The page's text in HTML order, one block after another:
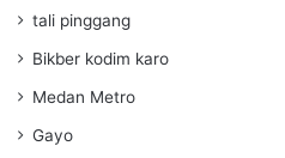
tali pinggang
Bikber kodim karo
Medan Metro
Gayo